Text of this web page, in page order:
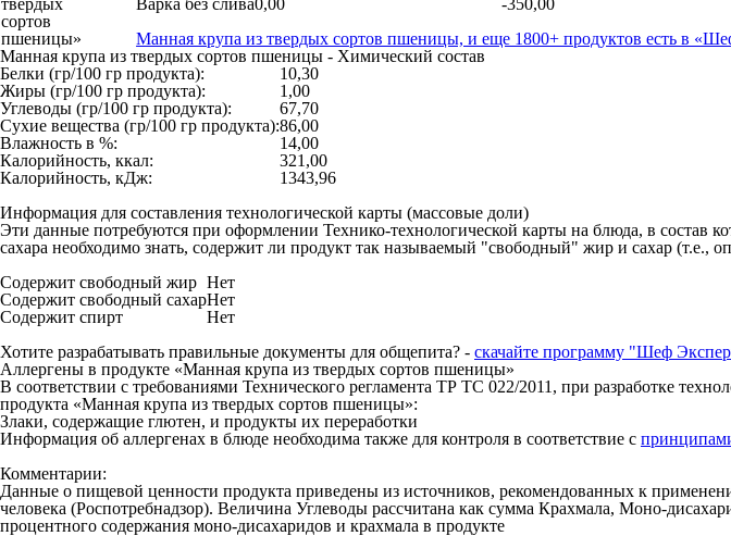
Варка без слива0,00 -350,00
Манная крупа из твердых сортов пшеницы, и еще 1800+ продуктов есть в
Манная крупа из твердых сортов пшеницы - Химический состав
Белки (гр/100 гр продукта):
10,30
Жиры (гр/100 гр продукта):
1,00
Углеводы (гр/100 гр продукта):
67,70
Сухие вещества (гр/100 гр продукта):86,00
Влажность в %:
14,00
Калорийность, ккал:
321,00
Калорийность, кДж:
1343,96
Информация для составления технологической карты (массовые доли)
Эти данные потребуются при оформлении Технико-технологической карты на блюда, в
сахара необходимо знать, содержит ли продукт так называемый "свободный" жир и сахар (т.е.,
Содержит свободный жир Нет
Содержит свободный сахарНет
Содержит спирт
Нет
Хотите разрабатывать правильные документы для общепита? - скачайте программу "Шеф
Аллергены в продукте «Манная крупа из твердых сортов пшеницы»
В соответствии с требованиями Технического регламента ТР ТС 022/2011, при разработке
продукта «Манная крупа из твердых сортов пшеницы»:
Злаки, содержащие глютен, и продукты их переработки
Информация об аллергенах в блюде необходима также для контроля в соответствие с
Комментарии:
Данные о пищевой ценности продукта приведены из источников, рекомендованных к
человека (Роспотребнадзор). Величина Углеводы рассчитана как сумма Крахмала, Моно-
процентного содержания моно-дисахаридов и крахмала в продукте